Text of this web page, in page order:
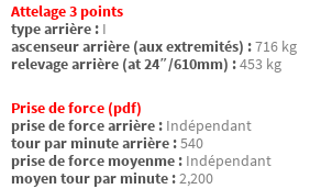
Attelage 3 points
type arrière : I
ascenseur arrière (aux extremités) :716 kg
relevage arrière (at 24″/610mm) :453 kg
Prise de force (pdf)
prise de force arrière : Indépendant
tour par minute arrière :540
prise de force moyenme : Indépendant
moyen tour par minute :2,200